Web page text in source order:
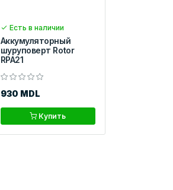
Есть в наличии
Аккумуляторный
шуруповерт Rotor
RPA21
930 MDL
Купить